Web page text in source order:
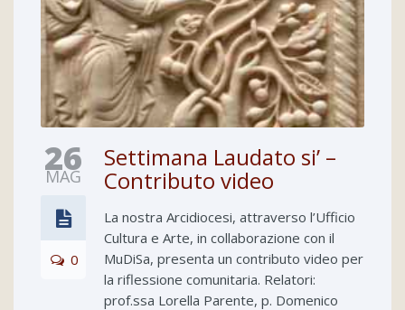
26
MAG
0
Settimana Laudato si’ –
Contributo video
La nostra Arcidiocesi, attraverso l’Ufficio
Cultura e Arte, in collaborazione con il
MuDiSa, presenta un contributo video per
la riflessione comunitaria. Relatori:
prof.ssa Lorella Parente, p. Domenico